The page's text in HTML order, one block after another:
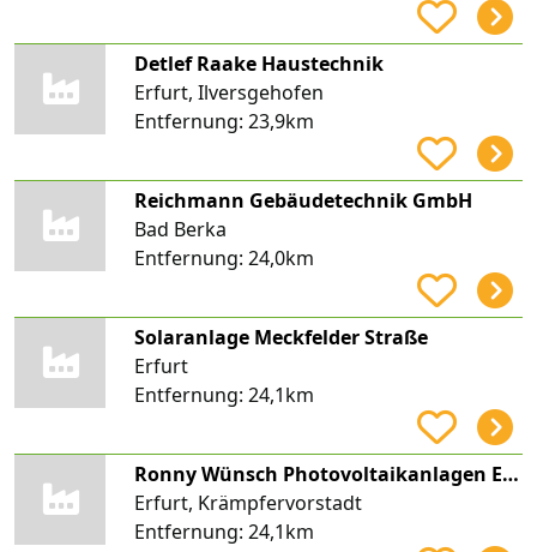
Detlef Raake Haustechnik
Erfurt, Ilversgehofen
Entfernung: 23,9km
Reichmann Gebäudetechnik GmbH
Bad Berka
Entfernung: 24,0km
Solaranlage Meckfelder Straße
Erfurt
Entfernung: 24,1km
Ronny Wünsch Photovoltaikanlagen Energiefuchs Wünsch
Erfurt, Krämpfervorstadt
Entfernung: 24,1km